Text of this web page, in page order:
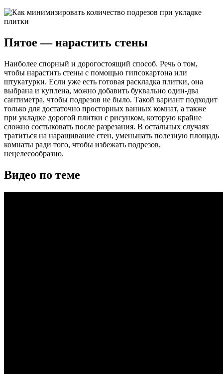
Пятое — нарастить стены
Наиболее спорный и дорогостоящий способ. Речь о том,
чтобы нарастить стены с помощью гипсокартона или
штукатурки. Если уже есть готовая раскладка плитки, она
выбрана и куплена, можно добавить буквально один-два
сантиметра, чтобы подрезов не было. Такой вариант подходит
только для достаточно просторных ванных комнат, а также
при укладке дорогой плитки с рисунком, которую крайне
сложно состыковать после разрезания. В остальных случаях
тратиться на наращивание стен, уменьшать полезную площадь
комнаты ради того, чтобы избежать подрезов,
нецелесообразно.
Видео по теме